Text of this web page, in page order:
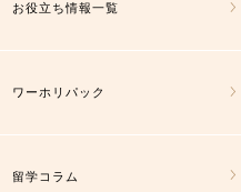
お役立ち情報一覧
ワーホリパック
留学コラム